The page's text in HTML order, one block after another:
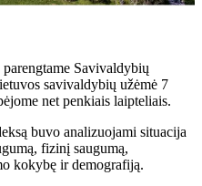
Savivaldybių
savivaldybių užėmė 7
net penkiais laipteliais.
buvo analizuojami situacija
fizinį saugumą,
kokybę ir demografiją.